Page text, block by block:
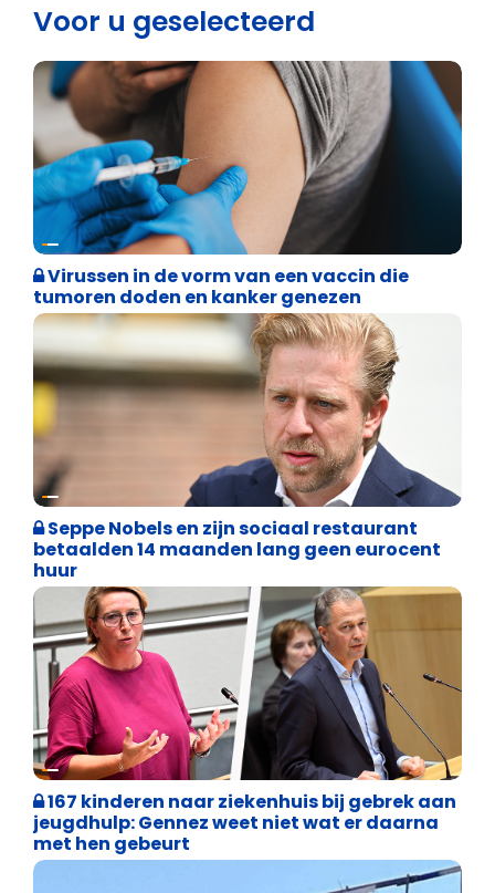
Voor u geselecteerd
Weekblad 't Pallieterke
Virussen in de vorm van een vaccin die
tumoren doden en kanker genezen
Binnenland politiek
Seppe Nobels en zijn sociaal restaurant
betaalden 14 maanden lang geen eurocent
huur
Binnenland politiek
167 kinderen naar ziekenhuis bij gebrek aan
jeugdhulp: Gennez weet niet wat er daarna
met hen gebeurt